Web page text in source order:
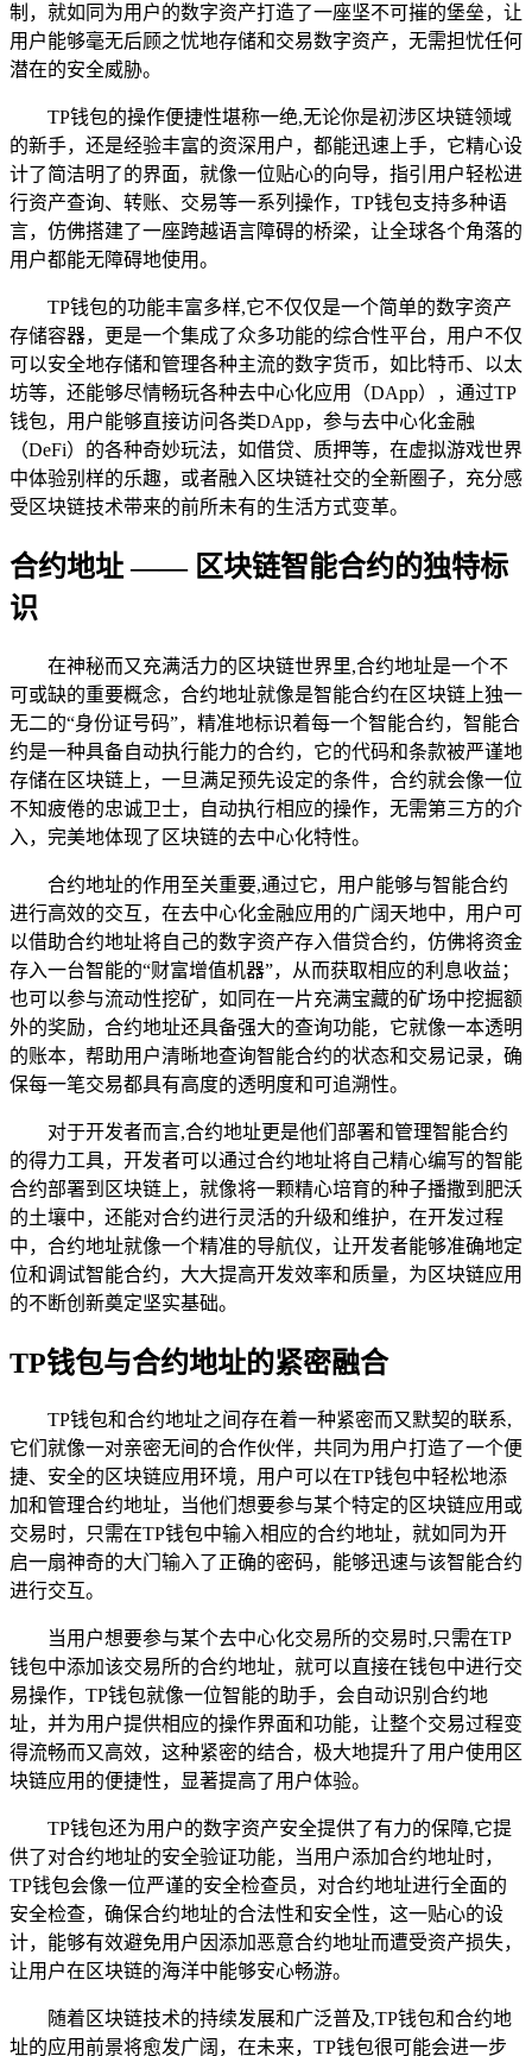
制，就如同为用户的数字资产打造了一座坚不可摧的堡垒，让
用户能够毫无后顾之忧地存储和交易数字资产，无需担忧任何
潜在的安全威胁。
TP钱包的操作便捷性堪称一绝,无论你是初涉区块链领域
的新手，还是经验丰富的资深用户，都能迅速上手，它精心设
计了简洁明了的界面，就像一位贴心的向导，指引用户轻松进
行资产查询、转账、交易等一系列操作，TP钱包支持多种语
言，仿佛搭建了一座跨越语言障碍的桥梁，让全球各个角落的
用户都能无障碍地使用。
TP钱包的功能丰富多样,它不仅仅是一个简单的数字资产
存储容器，更是一个集成了众多功能的综合性平台，用户不仅
可以安全地存储和管理各种主流的数字货币，如比特币、以太
坊等，还能够尽情畅玩各种去中心化应用（DApp），通过TP
钱包，用户能够直接访问各类DApp，参与去中心化金融
（DeFi）的各种奇妙玩法，如借贷、质押等，在虚拟游戏世界
中体验别样的乐趣，或者融入区块链社交的全新圈子，充分感
受区块链技术带来的前所未有的生活方式变革。
合约地址 —— 区块链智能合约的独特标
识
在神秘而又充满活力的区块链世界里,合约地址是一个不
可或缺的重要概念，合约地址就像是智能合约在区块链上独一
无二的“身份证号码”，精准地标识着每一个智能合约，智能合
约是一种具备自动执行能力的合约，它的代码和条款被严谨地
存储在区块链上，一旦满足预先设定的条件，合约就会像一位
不知疲倦的忠诚卫士，自动执行相应的操作，无需第三方的介
入，完美地体现了区块链的去中心化特性。
合约地址的作用至关重要,通过它，用户能够与智能合约
进行高效的交互，在去中心化金融应用的广阔天地中，用户可
以借助合约地址将自己的数字资产存入借贷合约，仿佛将资金
存入一台智能的“财富增值机器”，从而获取相应的利息收益；
也可以参与流动性挖矿，如同在一片充满宝藏的矿场中挖掘额
外的奖励，合约地址还具备强大的查询功能，它就像一本透明
的账本，帮助用户清晰地查询智能合约的状态和交易记录，确
保每一笔交易都具有高度的透明度和可追溯性。
对于开发者而言,合约地址更是他们部署和管理智能合约
的得力工具，开发者可以通过合约地址将自己精心编写的智能
合约部署到区块链上，就像将一颗精心培育的种子播撒到肥沃
的土壤中，还能对合约进行灵活的升级和维护，在开发过程
中，合约地址就像一个精准的导航仪，让开发者能够准确地定
位和调试智能合约，大大提高开发效率和质量，为区块链应用
的不断创新奠定坚实基础。
TP钱包与合约地址的紧密融合
TP钱包和合约地址之间存在着一种紧密而又默契的联系,
它们就像一对亲密无间的合作伙伴，共同为用户打造了一个便
捷、安全的区块链应用环境，用户可以在TP钱包中轻松地添
加和管理合约地址，当他们想要参与某个特定的区块链应用或
交易时，只需在TP钱包中输入相应的合约地址，就如同为开
启一扇神奇的大门输入了正确的密码，能够迅速与该智能合约
进行交互。
当用户想要参与某个去中心化交易所的交易时,只需在TP
钱包中添加该交易所的合约地址，就可以直接在钱包中进行交
易操作，TP钱包就像一位智能的助手，会自动识别合约地
址，并为用户提供相应的操作界面和功能，让整个交易过程变
得流畅而又高效，这种紧密的结合，极大地提升了用户使用区
块链应用的便捷性，显著提高了用户体验。
TP钱包还为用户的数字资产安全提供了有力的保障,它提
供了对合约地址的安全验证功能，当用户添加合约地址时，
TP钱包会像一位严谨的安全检查员，对合约地址进行全面的
安全检查，确保合约地址的合法性和安全性，这一贴心的设
计，能够有效避免用户因添加恶意合约地址而遭受资产损失，
让用户在区块链的海洋中能够安心畅游。
随着区块链技术的持续发展和广泛普及,TP钱包和合约地
址的应用前景将愈发广阔，在未来，TP钱包很可能会进一步